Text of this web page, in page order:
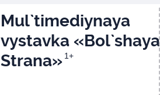
Mul`timediynaya
vystavka «Bol`shaya
Strana» 1+